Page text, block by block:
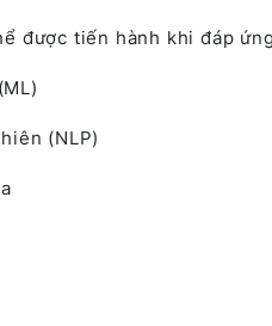
được tiến hành khi đáp
(ML)
(NLP)